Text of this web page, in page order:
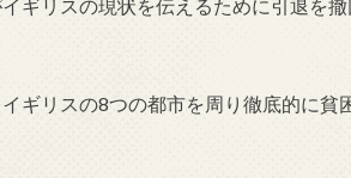
ギリスの現状を伝えるために引退を
ギリスの8つの都市を周り徹底的に貧